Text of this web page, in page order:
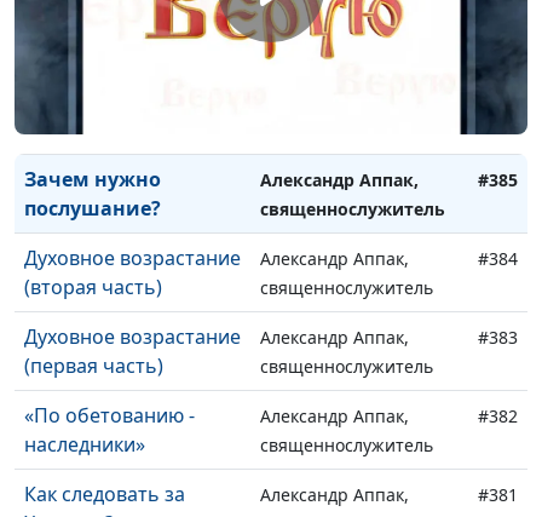
Небесному Отцу
священнослужитель
христианскому
призванию
#386
Зачем нужно
послушание?
Александр Аппак,
священнослужитель
#385
Духовное возрастание
(вторая часть)
Александр Аппак,
священнослужитель
#384
Духовное возрастание
(первая часть)
Александр Аппак,
священнослужитель
#383
«По обетованию -
наследники»
Александр Аппак,
священнослужитель
#382
Как следовать за
Александр Аппак,
#381